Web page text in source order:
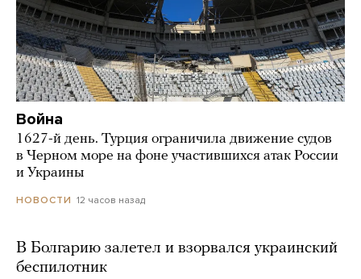
Война
1627-й день. Турция ограничила движение судов
в Черном море на фоне участившихся атак России
и Украины
НОВОСТИ 12 часов назад
В Болгарию залетел и взорвался украинский
беспилотник